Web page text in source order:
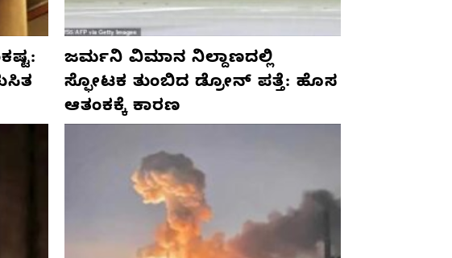
ಜರ್ಮನಿ ವಿಮಾನ ನಿಲ್ದಾಣದಲ್ಲಿ
ಸ್ಫೋಟಕ ತುಂಬಿದ ಡ್ರೋನ್ ಪತ್ತೆ: ಹೊಸ
ಆತಂಕಕ್ಕೆ ಕಾರಣ